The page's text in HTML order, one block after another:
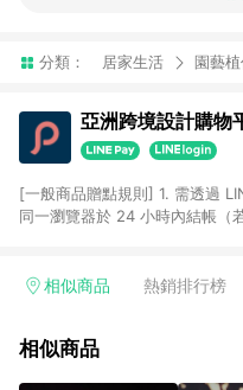
分類： 居家生活 園藝
亞洲跨境設計購物
[一般商品贈點規則] 1. 需透過
同一瀏覽器於 24 小時內結帳（
回饋訂單不得享有 Pinkoi 站方
行為，不具贈點資格，部分退款
相似商品 熱銷排行榜
相似商品